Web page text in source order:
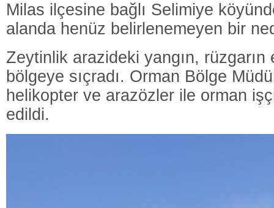
Milas ilçesine bağlı Selimiye
alanda henüz belirlenemeyen bir
Zeytinlik arazideki yangın, rüzgarın
bölgeye sıçradı. Orman Bölge
helikopter ve arazözler ile orman
edildi.